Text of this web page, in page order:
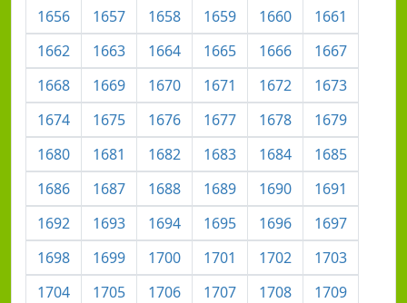
1656 1657 1658 1659 1660
1661
1662
1663 1664 1665 1666
1667
1668
1669 1670 1671 1672
1673
1674
1675 1676 1677 1678
1679
1680
1681 1682 1683 1684
1685
1686
1687 1688 1689 1690
1691
1692
1693 1694 1695 1696
1697
1698
1699 1700 1701 1702
1703
1704
1705 1706 1707 1708
1709